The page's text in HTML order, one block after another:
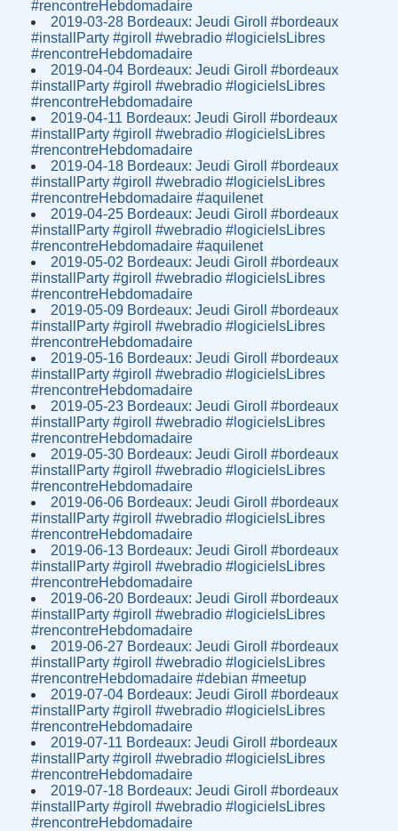
#rencontreHebdomadaire
2019-03-28 Bordeaux: Jeudi Giroll #bordeaux
#installParty #giroll #webradio #logicielsLibres
#rencontreHebdomadaire
2019-04-04 Bordeaux: Jeudi Giroll #bordeaux
#installParty #giroll #webradio #logicielsLibres
#rencontreHebdomadaire
2019-04-11 Bordeaux: Jeudi Giroll #bordeaux
#installParty #giroll #webradio #logicielsLibres
#rencontreHebdomadaire
2019-04-18 Bordeaux: Jeudi Giroll #bordeaux
#installParty #giroll #webradio #logicielsLibres
#rencontreHebdomadaire #aquilenet
2019-04-25 Bordeaux: Jeudi Giroll #bordeaux
#installParty #giroll #webradio #logicielsLibres
#rencontreHebdomadaire #aquilenet
2019-05-02 Bordeaux: Jeudi Giroll #bordeaux
#installParty #giroll #webradio #logicielsLibres
#rencontreHebdomadaire
2019-05-09 Bordeaux: Jeudi Giroll #bordeaux
#installParty #giroll #webradio #logicielsLibres
#rencontreHebdomadaire
2019-05-16 Bordeaux: Jeudi Giroll #bordeaux
#installParty #giroll #webradio #logicielsLibres
#rencontreHebdomadaire
2019-05-23 Bordeaux: Jeudi Giroll #bordeaux
#installParty #giroll #webradio #logicielsLibres
#rencontreHebdomadaire
2019-05-30 Bordeaux: Jeudi Giroll #bordeaux
#installParty #giroll #webradio #logicielsLibres
#rencontreHebdomadaire
2019-06-06 Bordeaux: Jeudi Giroll #bordeaux
#installParty #giroll #webradio #logicielsLibres
#rencontreHebdomadaire
2019-06-13 Bordeaux: Jeudi Giroll #bordeaux
#installParty #giroll #webradio #logicielsLibres
#rencontreHebdomadaire
2019-06-20 Bordeaux: Jeudi Giroll #bordeaux
#installParty #giroll #webradio #logicielsLibres
#rencontreHebdomadaire
2019-06-27 Bordeaux: Jeudi Giroll #bordeaux
#installParty #giroll #webradio #logicielsLibres
#rencontreHebdomadaire #debian #meetup
2019-07-04 Bordeaux: Jeudi Giroll #bordeaux
#installParty #giroll #webradio #logicielsLibres
#rencontreHebdomadaire
2019-07-11 Bordeaux: Jeudi Giroll #bordeaux
#installParty #giroll #webradio #logicielsLibres
#rencontreHebdomadaire
2019-07-18 Bordeaux: Jeudi Giroll #bordeaux
#installParty #giroll #webradio #logicielsLibres
#rencontreHebdomadaire